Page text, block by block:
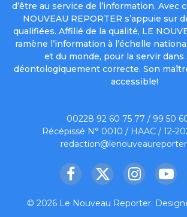
d’être au service de l’information. Avec
NOUVEAU REPORTER s’appuie sur
qualifiées. Affilié de la qualité, LE
ramène l’information à l’échelle
et du monde, pour la servir dans
déontologiquement correcte. Son
accessible!
00228 92 60 75 77 / 99 50
Récépissé N° 0010 / HAAC / 12-
Facebook
X
Instagram
© 2026 Le Nouveau Reporter.